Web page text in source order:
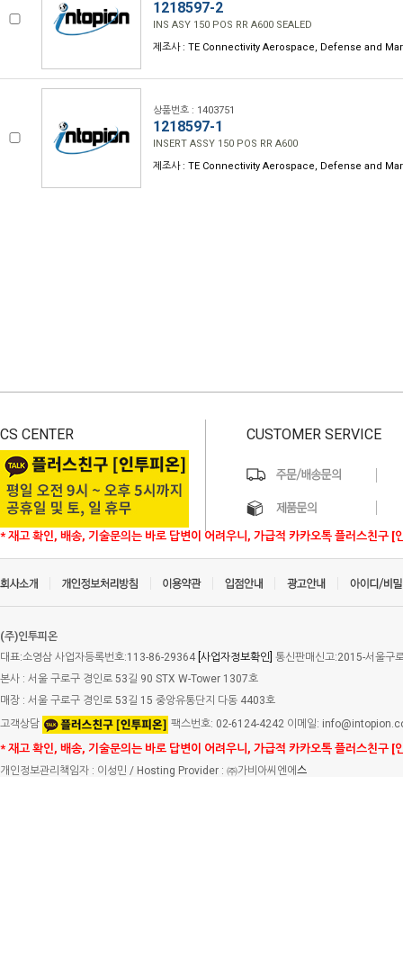
1218597-2
INS ASY 150 POS RR A600 SEALED
제조사 : TE Connectivity Aerospace, Defense and
상품번호 : 1403751
1218597-1
INSERT ASSY 150 POS RR A600
제조사 : TE Connectivity Aerospace, Defense and
CS CENTER
* 재고 확인, 배송, 기술문의는 바로 답변이 어려우니, 가급적 카카오톡 플러스친구 [
CUSTOMER SERVICE
(주)인투피온
대표:소영삼 사업자등록번호:113-86-29364 [사업자정보확인] 통신판매신고:2015-서울구
본사 : 서울 구로구 경인로 53길 90 STX W-Tower 1307호
매장 : 서울 구로구 경인로 53길 15 중앙유통단지 다동 4403호
고객상담
팩스번호: 02-6124-4242 이메일:
* 재고 확인, 배송, 기술문의는 바로 답변이 어려우니, 가급적 카카오톡 플러스친구 [
개인정보관리책임자 : 이성민 / Hosting Provider : ㈜가비아씨엔에 스